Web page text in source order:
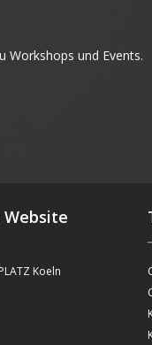
Workshops und Events.
Website
Koeln